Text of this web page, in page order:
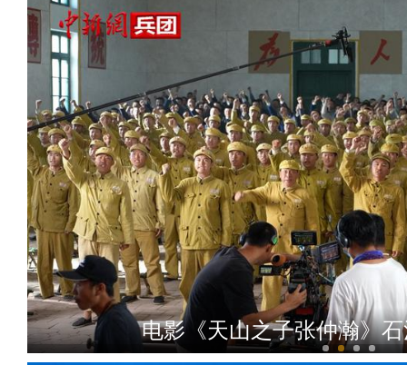
电影《天山之子张仲瀚》